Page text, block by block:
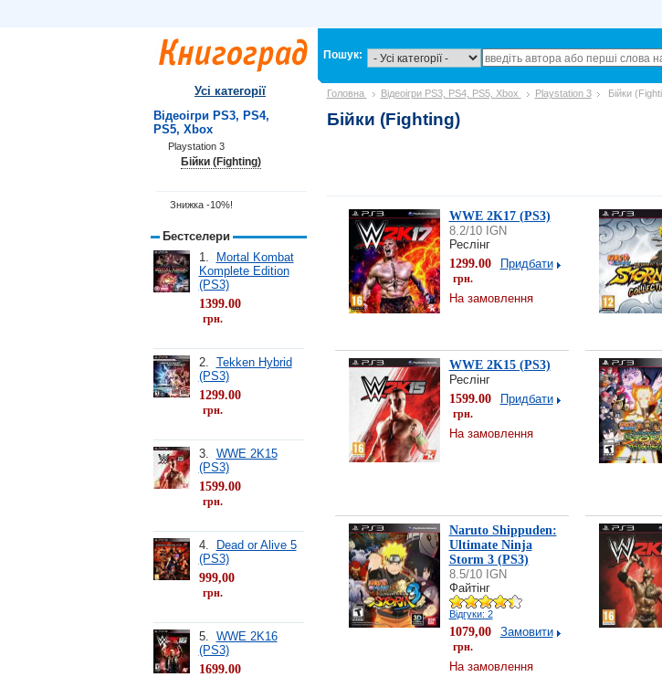
Пошук:
Головна Відеоігри PS3, PS4, PS5, Xbox Playstation 3 Бійки
Бійки (Fighting)
WWE 2K17 (PS3)
8.2/10 IGN
Реслінг
1299.00
грн.
Придбати
На замовлення
WWE 2K15 (PS3)
Реслінг
1599.00
грн.
Придбати
На замовлення
Naruto Shippuden:
Ultimate Ninja
Storm 3 (PS3)
8.5/10 IGN
Файтінг
Відгуки: 2
1079,00
грн.
Замовити
На замовлення
Усі категорії
Відеоігри PS3, PS4,
PS5, Xbox
Playstation 3
Бійки (Fighting)
Знижка -10%!
Бестселери
1.
Mortal Kombat
Komplete Edition
(PS3)
1399.00
грн.
2. Tekken Hybrid
(PS3)
1299.00
грн.
3. WWE 2K15
(PS3)
1599.00
грн.
4.
Dead or Alive 5
(PS3)
999,00
грн.
5. WWE 2K16
(PS3)
1699.00